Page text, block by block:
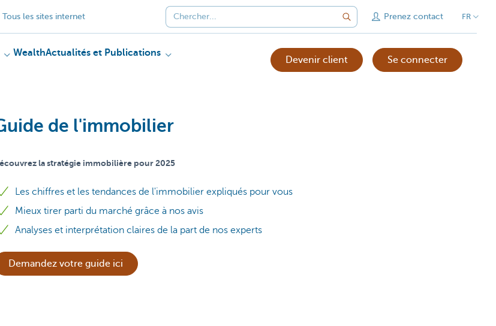
Tous les sites internet Prenez contact FR
WealthActualités et Publications
Devenir client Se connecter
de l'immobilier
la stratégie immobilière pour 2025
Les chiffres et les tendances de l'immobilier expliqués pour vous
Mieux tirer parti du marché grâce à nos avis
Analyses et interprétation claires de la part de nos experts
Demandez votre guide ici